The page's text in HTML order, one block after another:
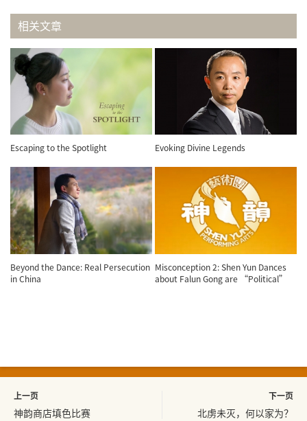
相关文章
Escaping to the Spotlight Evoking Divine Legends
Beyond the Dance: Real Persecution
in China
Misconception 2: Shen Yun Dances
about Falun Gong are “Political”
上一页
神韵商店填色比赛
下一页
北虏未灭，何以家为？